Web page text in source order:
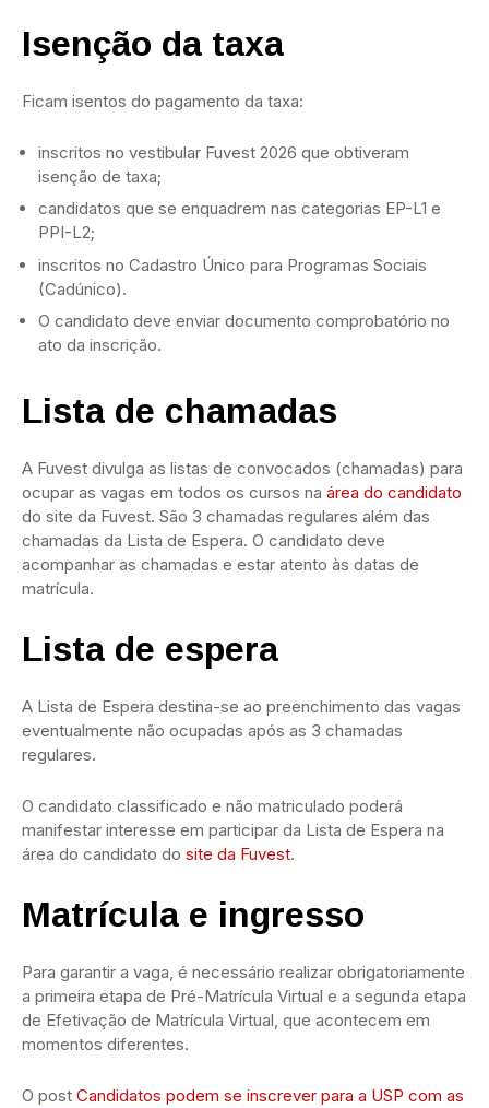
Isenção da taxa
Ficam isentos do pagamento da taxa:
inscritos no vestibular Fuvest 2026 que obtiveram
isenção de taxa;
candidatos que se enquadrem nas categorias EP-L1 e
PPI-L2;
inscritos no Cadastro Único para Programas Sociais
(Cadúnico).
O candidato deve enviar documento comprobatório no
ato da inscrição.
Lista de chamadas
A Fuvest divulga as listas de convocados (chamadas) para
ocupar as vagas em todos os cursos na área do candidato
do site da Fuvest. São 3 chamadas regulares além das
chamadas da Lista de Espera. O candidato deve
acompanhar as chamadas e estar atento às datas de
matrícula.
Lista de espera
A Lista de Espera destina-se ao preenchimento das vagas
eventualmente não ocupadas após as 3 chamadas
regulares.
O candidato classificado e não matriculado poderá
manifestar interesse em participar da Lista de Espera na
área do candidato do site da Fuvest.
Matrícula e ingresso
Para garantir a vaga, é necessário realizar obrigatoriamente
a primeira etapa de Pré-Matrícula Virtual e a segunda etapa
de Efetivação de Matrícula Virtual, que acontecem em
momentos diferentes.
O post Candidatos podem se inscrever para a USP com as